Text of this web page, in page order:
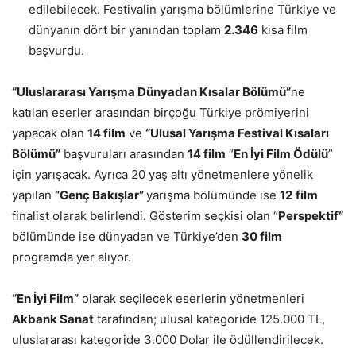
edilebilecek. Festivalin yarışma bölümlerine Türkiye ve
dünyanın dört bir yanından toplam 2.346 kısa film
başvurdu.
“Uluslararası Yarışma Dünyadan Kısalar Bölümü”ne
katılan eserler arasından birçoğu Türkiye prömiyerini
yapacak olan 14 film ve “Ulusal Yarışma Festival Kısaları
Bölümü” başvuruları arasından 14 film “En İyi Film Ödülü”
için yarışacak. Ayrıca 20 yaş altı yönetmenlere yönelik
yapılan “Genç Bakışlar”yarışma bölümünde ise 12 film
finalist olarak belirlendi. Gösterim seçkisi olan “Perspektif“
bölümünde ise dünyadan ve Türkiye’den 30 film
programda yer alıyor.
“En İyi Film” olarak seçilecek eserlerin yönetmenleri
Akbank Sanat tarafından; ulusal kategoride 125.000 TL,
uluslararası kategoride 3.000 Dolar ile ödüllendirilecek.